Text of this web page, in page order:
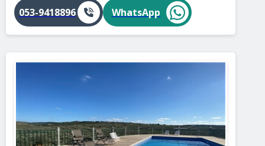
WhatsApp
053-9418896